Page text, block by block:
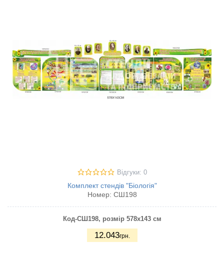
Відгуки: 0
Комплект стендів "Біологія"
Номер: СШ198
Код-СШ198, розмір 578х143 см
12.043грн.